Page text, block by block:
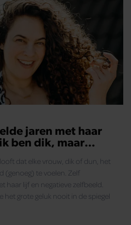
jaren met haar
ben dik, maar
dat elke vrouw, dik of dun, het
(genoeg) te voelen. Zelf
haar lijf en negatieve zelfbeeld.
het grote geluk nooit in de spiegel